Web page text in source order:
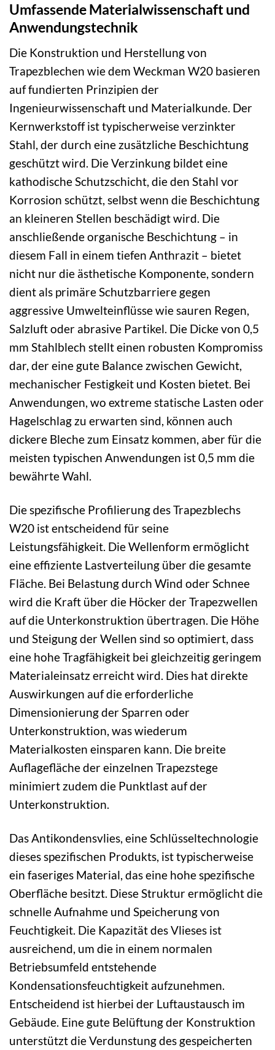
Umfassende Materialwissenschaft und
Anwendungstechnik
Die Konstruktion und Herstellung von
Trapezblechen wie dem Weckman W20 basieren
auf fundierten Prinzipien der
Ingenieurwissenschaft und Materialkunde. Der
Kernwerkstoff ist typischerweise verzinkter
Stahl, der durch eine zusätzliche Beschichtung
geschützt wird. Die Verzinkung bildet eine
kathodische Schutzschicht, die den Stahl vor
Korrosion schützt, selbst wenn die Beschichtung
an kleineren Stellen beschädigt wird. Die
anschließende organische Beschichtung – in
diesem Fall in einem tiefen Anthrazit – bietet
nicht nur die ästhetische Komponente, sondern
dient als primäre Schutzbarriere gegen
aggressive Umwelteinflüsse wie sauren Regen,
Salzluft oder abrasive Partikel. Die Dicke von 0,5
mm Stahlblech stellt einen robusten Kompromiss
dar, der eine gute Balance zwischen Gewicht,
mechanischer Festigkeit und Kosten bietet. Bei
Anwendungen, wo extreme statische Lasten oder
Hagelschlag zu erwarten sind, können auch
dickere Bleche zum Einsatz kommen, aber für die
meisten typischen Anwendungen ist 0,5 mm die
bewährte Wahl.
Die spezifische Profilierung des Trapezblechs
W20 ist entscheidend für seine
Leistungsfähigkeit. Die Wellenform ermöglicht
eine effiziente Lastverteilung über die gesamte
Fläche. Bei Belastung durch Wind oder Schnee
wird die Kraft über die Höcker der Trapezwellen
auf die Unterkonstruktion übertragen. Die Höhe
und Steigung der Wellen sind so optimiert, dass
eine hohe Tragfähigkeit bei gleichzeitig geringem
Materialeinsatz erreicht wird. Dies hat direkte
Auswirkungen auf die erforderliche
Dimensionierung der Sparren oder
Unterkonstruktion, was wiederum
Materialkosten einsparen kann. Die breite
Auflagefläche der einzelnen Trapezstege
minimiert zudem die Punktlast auf der
Unterkonstruktion.
Das Antikondensvlies, eine Schlüsseltechnologie
dieses spezifischen Produkts, ist typischerweise
ein faseriges Material, das eine hohe spezifische
Oberfläche besitzt. Diese Struktur ermöglicht die
schnelle Aufnahme und Speicherung von
Feuchtigkeit. Die Kapazität des Vlieses ist
ausreichend, um die in einem normalen
Betriebsumfeld entstehende
Kondensationsfeuchtigkeit aufzunehmen.
Entscheidend ist hierbei der Luftaustausch im
Gebäude. Eine gute Belüftung der Konstruktion
unterstützt die Verdunstung des gespeicherten